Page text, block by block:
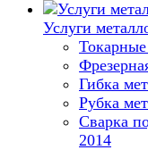
Услуги
Гибка
Рубка
Сварка
2014